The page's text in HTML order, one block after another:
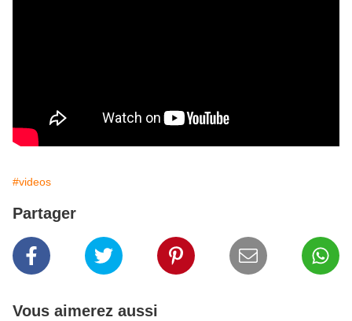
#videos
Partager
Vous aimerez aussi